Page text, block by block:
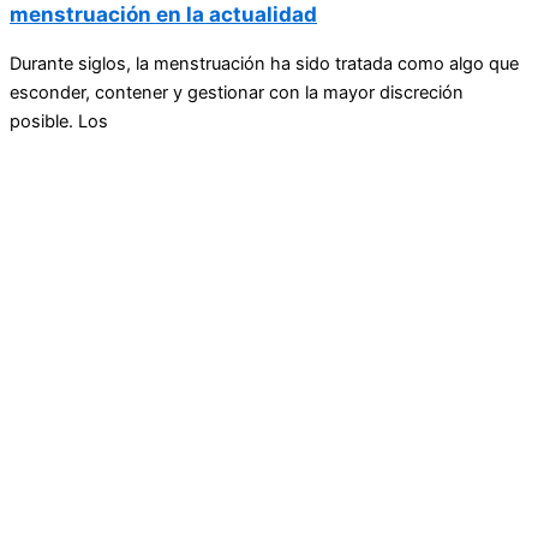
menstruación en la actualidad
Durante siglos, la menstruación ha sido tratada como algo que
esconder, contener y gestionar con la mayor discreción
posible. Los